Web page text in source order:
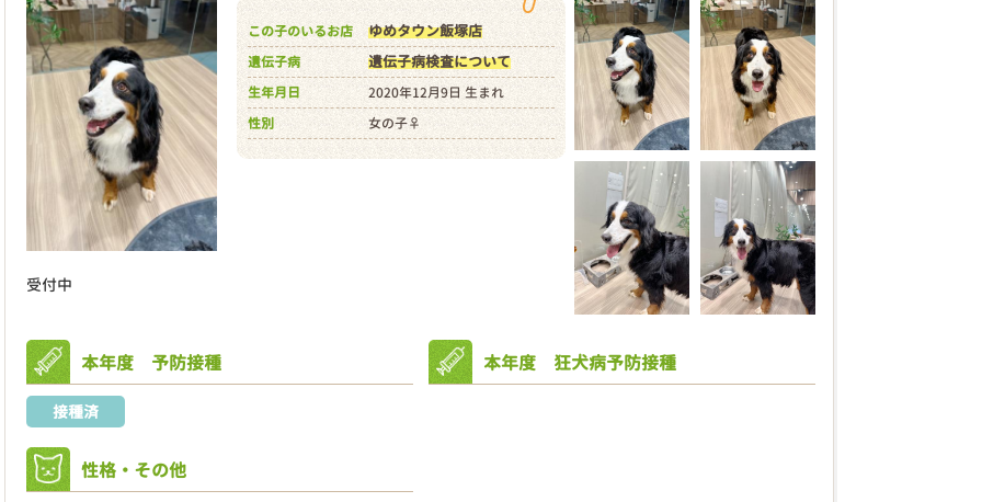
受付中
この子のいるお店 ゆめタウン飯塚店
遺伝子病 遺伝子病検査について
生年月日
2020年12月9日 生まれ
性別
女の子♀
本年度 予防接種
接種済
本年度 狂犬病予防接種
性格・その他